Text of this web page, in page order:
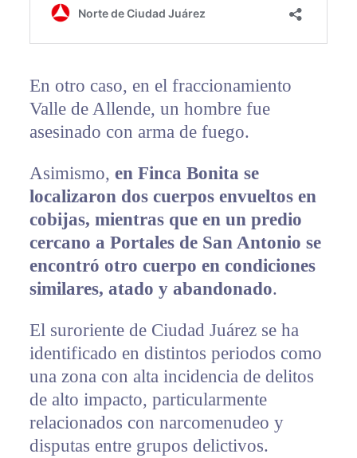
En otro caso, en el fraccionamiento
Valle de Allende, un hombre fue
asesinado con arma de fuego.
Asimismo, en Finca Bonita se
localizaron dos cuerpos envueltos en
cobijas, mientras que en un predio
cercano a Portales de San Antonio se
encontró otro cuerpo en condiciones
similares, atado y abandonado.
El suroriente de Ciudad Juárez se ha
identificado en distintos periodos como
una zona con alta incidencia de delitos
de alto impacto, particularmente
relacionados con narcomenudeo y
disputas entre grupos delictivos.